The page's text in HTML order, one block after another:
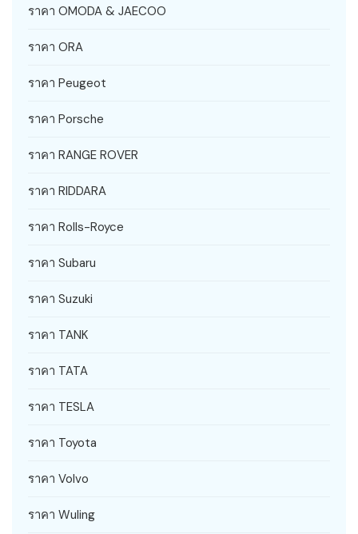
ราคา OMODA & JAECOO
ราคา ORA
ราคา Peugeot
ราคา Porsche
ราคา RANGE ROVER
ราคา RIDDARA
ราคา Rolls-Royce
ราคา Subaru
ราคา Suzuki
ราคา TANK
ราคา TATA
ราคา TESLA
ราคา Toyota
ราคา Volvo
ราคา Wuling